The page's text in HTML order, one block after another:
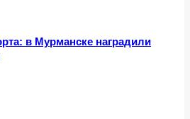
в Мурманске наградили